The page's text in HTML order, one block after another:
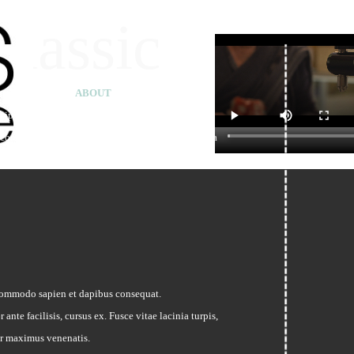
sapien et dapibus consequat.
ante facilisis, cursus ex. Fusce vitae lacinia turpis,
maximus venenatis.
ABOUT
ipsum dolor sit amet, consectetur adipiscing elit.
commodo sapien et dapibus consequat. Phasellus a